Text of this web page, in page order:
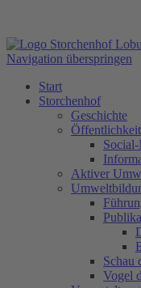
Navigation überspringen
Start
Storchenhof
Geschichte
Aktiver
Schau
Vogel